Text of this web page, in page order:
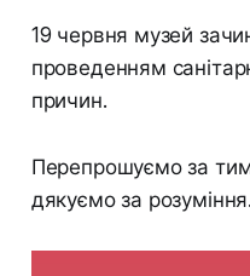
19 червня музей
проведенням
причин.
Перепрошуємо за
дякуємо за розуміння.